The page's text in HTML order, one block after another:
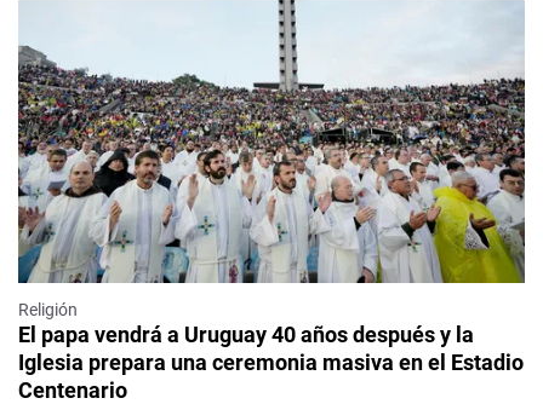
Religión
El papa vendrá a Uruguay 40 años después y la
Iglesia prepara una ceremonia masiva en el Estadio
Centenario